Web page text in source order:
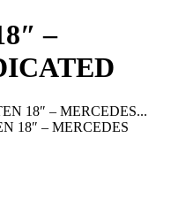
–
18″ – MERCEDES...
18″ – MERCEDES